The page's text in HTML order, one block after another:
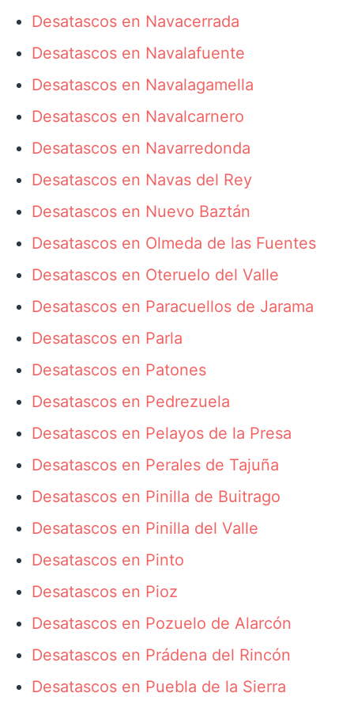
Desatascos en Navacerrada
Desatascos en Navalafuente
Desatascos en Navalagamella
Desatascos en Navalcarnero
Desatascos en Navarredonda
Desatascos en Navas del Rey
Desatascos en Nuevo Baztán
Desatascos en Olmeda de las Fuentes
Desatascos en Oteruelo del Valle
Desatascos en Paracuellos de Jarama
Desatascos en Parla
Desatascos en Patones
Desatascos en Pedrezuela
Desatascos en Pelayos de la Presa
Desatascos en Perales de Tajuña
Desatascos en Pinilla de Buitrago
Desatascos en Pinilla del Valle
Desatascos en Pinto
Desatascos en Pioz
Desatascos en Pozuelo de Alarcón
Desatascos en Prádena del Rincón
Desatascos en Puebla de la Sierra